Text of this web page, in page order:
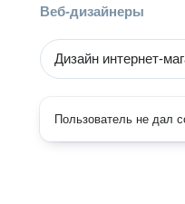
Веб-дизайнеры
Дизайн интернет-
Пользователь не дал